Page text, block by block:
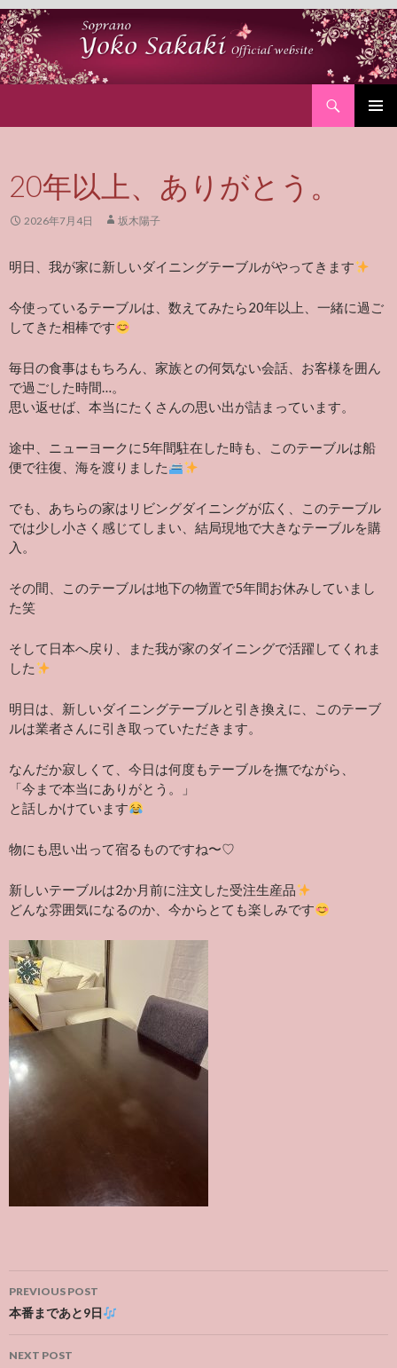
20年以上、ありがとう。
2026年7月4日 坂木陽子
明日、我が家に新しいダイニングテーブルがやってきます
今使っているテーブルは、数えてみたら20年以上、一緒に過ご
してきた相棒です
毎日の食事はもちろん、家族との何気ない会話、お客様を囲ん
で過ごした時間…。
思い返せば、本当にたくさんの思い出が詰まっています。
途中、ニューヨークに5年間駐在した時も、このテーブルは船
便で往復、海を渡りました
でも、あちらの家はリビングダイニングが広く、このテーブル
では少し小さく感じてしまい、結局現地で大きなテーブルを購
入。
その間、このテーブルは地下の物置で5年間お休みしていまし
た笑
そして日本へ戻り、また我が家のダイニングで活躍してくれま
した
明日は、新しいダイニングテーブルと引き換えに、このテーブ
ルは業者さんに引き取っていただきます。
なんだか寂しくて、今日は何度もテーブルを撫でながら、
「今まで本当にありがとう。」
と話しかけています
物にも思い出って宿るものですね〜♡
新しいテーブルは2か月前に注文した受注生産品
どんな雰囲気になるのか、今からとても楽しみです
Post
navigation
PREVIOUS POST
本番まであと9日
NEXT POST